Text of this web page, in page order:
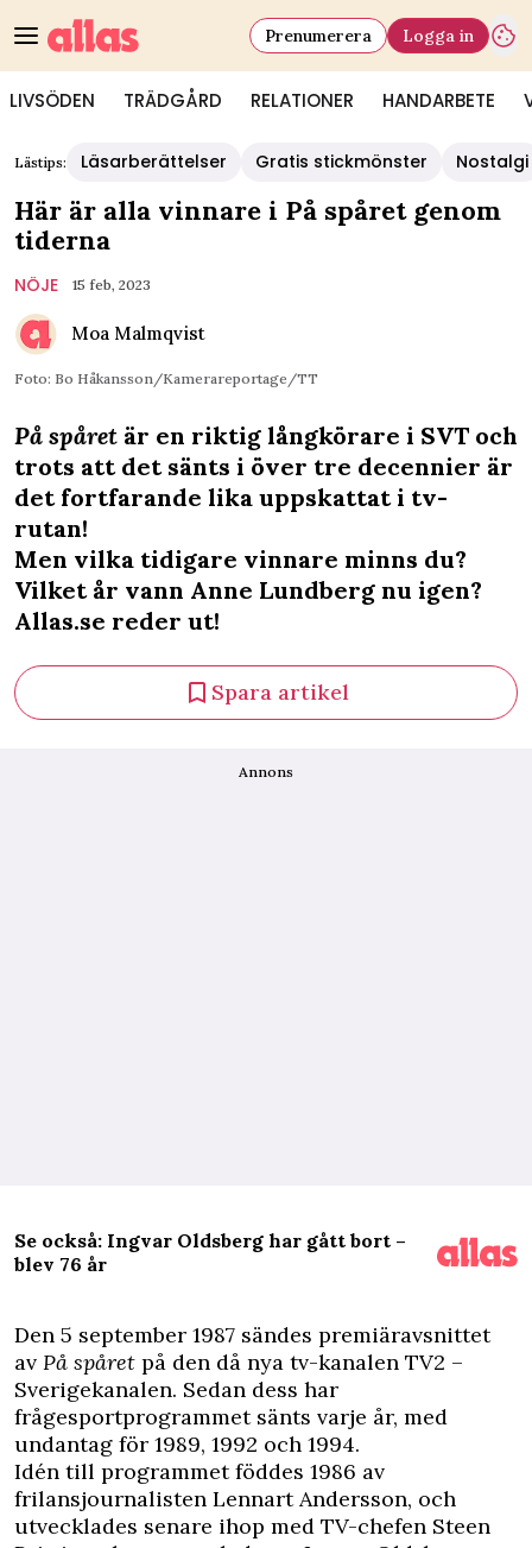
LIVSÖDEN TRÄDGÅRD RELATIONER HANDARBETE
Prenumerera Logga in
Lästips: Läsarberättelser Gratis stickmönster Nostalgi
Här är alla vinnare i På spåret genom
tiderna
NÖJE 15 feb, 2023
Moa Malmqvist
Foto: Bo Håkansson/Kamerareportage/TT
På spåret är en riktig långkörare i SVT och
trots att det sänts i över tre decennier är
det fortfarande lika uppskattat i tv-
rutan!
Men vilka tidigare vinnare minns du?
Vilket år vann Anne Lundberg nu igen?
Allas.se reder ut!
Spara artikel
Annons
Se också: Ingvar Oldsberg har gått bort –
blev 76 år
Den 5 september 1987 sändes premiäravsnittet
av På spåret på den då nya tv-kanalen TV2 –
Sverigekanalen. Sedan dess har
frågesportprogrammet sänts varje år, med
undantag för 1989, 1992 och 1994.
Idén till programmet föddes 1986 av
frilansjournalisten Lennart Andersson, och
utvecklades senare ihop med TV-chefen Steen